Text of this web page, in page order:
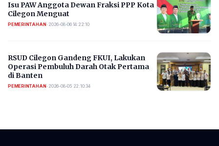
Isu PAW Anggota Dewan Fraksi PPP Kota
Cilegon Menguat
PEMERINTAHAN• 2026-08-06 14:22:10
RSUD Cilegon Gandeng FKUI, Lakukan
Operasi Pembuluh Darah Otak Pertama
di Banten
PEMERINTAHAN• 2026-08-05 22:10:34